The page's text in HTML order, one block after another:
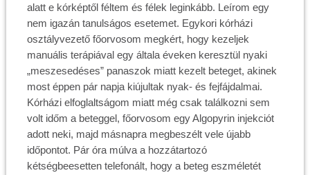
alatt e kórképtől féltem és félek leginkább. Leírom egy
nem igazán tanulságos esetemet. Egykori kórházi
osztályvezető főorvosom megkért, hogy kezeljek
manuális terápiával egy általa éveken keresztül nyaki
„meszesedéses” panaszok miatt kezelt beteget, akinek
most éppen pár napja kiújultak nyak- és fejfájdalmai.
Kórházi elfoglaltságom miatt még csak találkozni sem
volt időm a beteggel, főorvosom egy Algopyrin injekciót
adott neki, majd másnapra megbeszélt vele újabb
időpontot. Pár óra múlva a hozzátartozó
kétségbeesetten telefonált, hogy a beteg eszméletét